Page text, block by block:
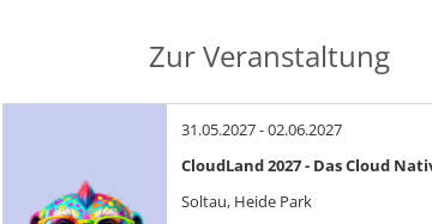
Zur Veranstaltung
31.05.2027 - 02.06.2027
CloudLand 2027 - Das Cloud
Soltau, Heide Park